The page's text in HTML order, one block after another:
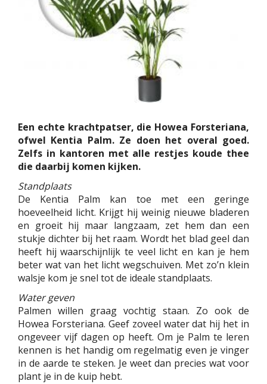
Een echte krachtpatser, die Howea Forsteriana,
ofwel Kentia Palm. Ze doen het overal goed.
Zelfs in kantoren met alle restjes koude thee
die daarbij komen kijken.
Standplaats
De Kentia Palm kan toe met een geringe
hoeveelheid licht. Krijgt hij weinig nieuwe bladeren
en groeit hij maar langzaam, zet hem dan een
stukje dichter bij het raam. Wordt het blad geel dan
heeft hij waarschijnlijk te veel licht en kan je hem
beter wat van het licht wegschuiven. Met zo’n klein
walsje kom je snel tot de ideale standplaats.
Water geven
Palmen willen graag vochtig staan. Zo ook de
Howea Forsteriana. Geef zoveel water dat hij het in
ongeveer vijf dagen op heeft. Om je Palm te leren
kennen is het handig om regelmatig even je vinger
in de aarde te steken. Je weet dan precies wat voor
plant je in de kuip hebt.